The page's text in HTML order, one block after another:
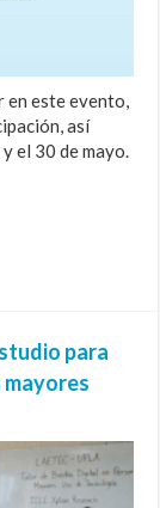
en este evento,
así
el 30 de mayo.
para